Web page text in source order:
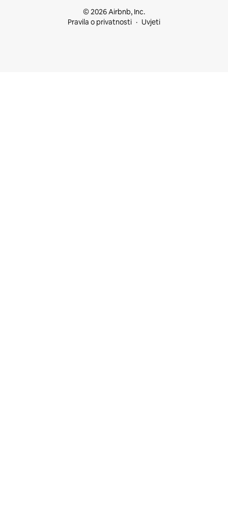
© 2026 Airbnb, Inc.
Pravila o privatnosti
Uvjeti